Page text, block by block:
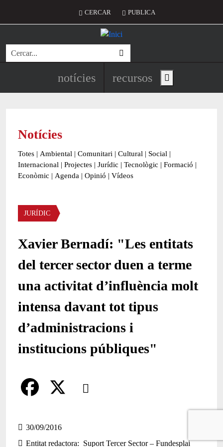
Menú del compte d'usuari
CERCAR PUBLICA
Cerca
Navegació principal de
notícies recursos Show main menu
Notícies
Totes | Ambiental | Comunitari | Cultural | Social |
Internacional | Projectes | Jurídic | Tecnològic | Formació |
Econòmic | Agenda | Opinió | Vídeos
Àmbit de la notícia
JURÍDIC
Xavier Bernadí: "Les entitats
del tercer sector duen a terme
una activitat d’influència molt
intensa davant tot tipus
d’administracions i
institucions públiques"
Comparteix
a
c
30/09/2016
Entitat redactora
Suport Tercer Sector – Fundesplai